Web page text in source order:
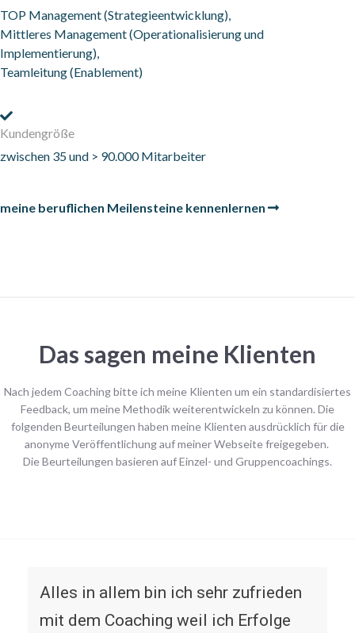
TOP Management (Strategieentwicklung),
Mittleres Management (Operationalisierung und
Implementierung),
Teamleitung (Enablement)
Kundengröße
zwischen 35 und > 90.000 Mitarbeiter
meine beruflichen Meilensteine kennenlernen
Das sagen meine Klienten
Nach jedem Coaching bitte ich meine Klienten um ein standardisiertes
Feedback, um meine Methodik weiterentwickeln zu können. Die
folgenden Beurteilungen haben meine Klienten ausdrücklich für die
anonyme Veröffentlichung auf meiner Webseite freigegeben.
Die Beurteilungen basieren auf Einzel- und Gruppencoachings.
Alles in allem bin ich sehr zufrieden
mit dem Coaching weil ich Erfolge